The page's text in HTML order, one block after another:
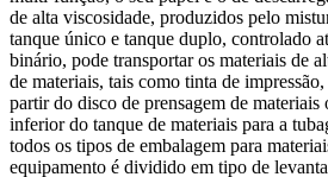
de alta viscosidade, produzidos pelo
tanque único e tanque duplo, controlado
binário, pode transportar os materiais de
de materiais, tais como tinta de
partir do disco de prensagem de materiais
inferior do tanque de materiais para a
todos os tipos de embalagem para
equipamento é dividido em tipo de